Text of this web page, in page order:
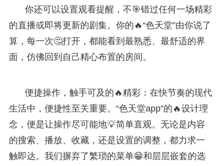
你还可以设置观看提醒，不🎯错过任何一场精彩
的直播或即将更新的剧集。你的🔥“色天堂”由你说了
算，每一次🤔打开，都能看到最熟悉、最舒适的界
面，仿佛回到自己精心布置的房间。
便捷操作，触手可及的🔥精彩：在快节奏的现代
生活中，便捷性至关重要。“色天堂app”的🔥设计理
念，便是让操作尽可能地💡简单直观。无论是内容
的搜索、播放、收藏，还是设置的调整，都力求一
触即达。我们摒弃了繁琐的菜单😁和层层嵌套的选